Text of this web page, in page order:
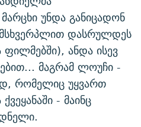
უნდა განიცადონ
დასრულდეს
ანდა ისევ
მაგრამ ლოუჩი -
რომელიც უყვართ
- მაინც